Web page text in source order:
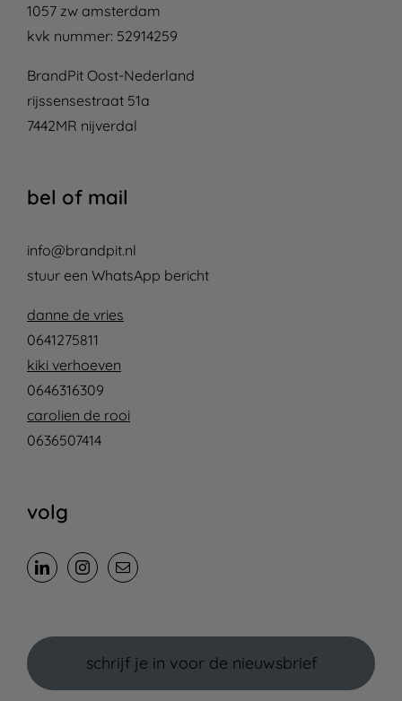
1057 zw amsterdam
kvk nummer: 52914259
BrandPit Oost-Nederland
rijssensestraat 51a
7442MR nijverdal
bel of mail
info@brandpit.nl
stuur een WhatsApp bericht
danne de vries
0641275811
kiki verhoeven
0646316309
carolien de rooi
0636507414
volg
schrijf je in voor de nieuwsbrief